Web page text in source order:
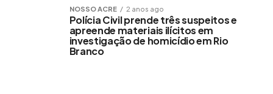
NOSSO ACRE 2 anos ago
Polícia Civil prende três suspeitos e
apreende materiais ilícitos em
investigação de homicídio em Rio
Branco